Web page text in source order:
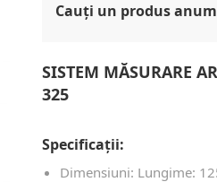
Cauți un produs
SISTEM MĂSURARE
325
Specificații:
Dimensiuni: Lungime: